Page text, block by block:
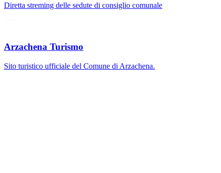
Diretta streming delle sedute di consiglio comunale
Arzachena Turismo
Sito turistico ufficiale del Comune di Arzachena.